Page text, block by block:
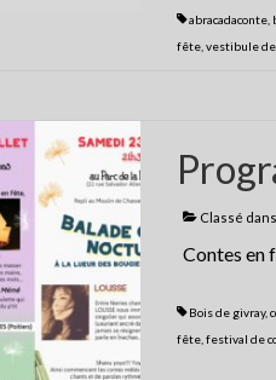
abracadaconte,
fête, vestibule
Classé
Contes en
Bois de givray,
fête, festival de